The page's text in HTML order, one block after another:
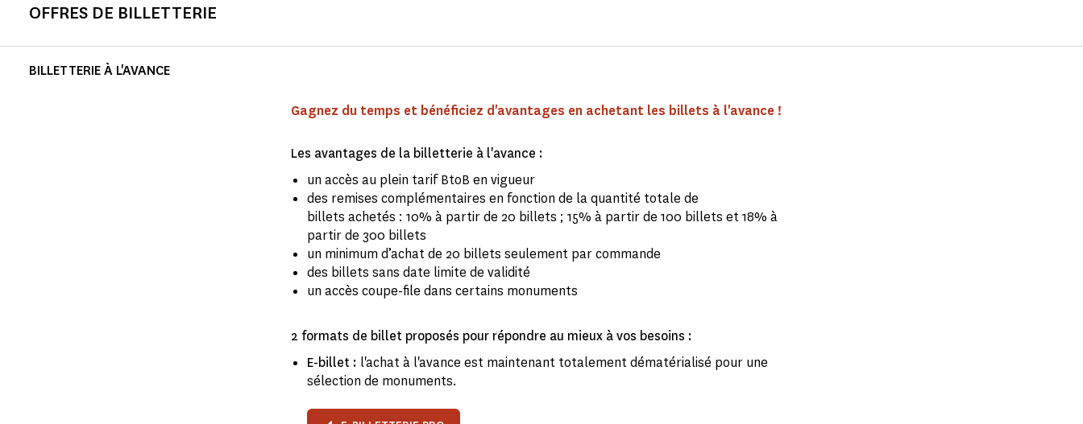
OFFRES DE BILLETTERIE
BILLETTERIE À L'AVANCE
Gagnez du temps et bénéficiez d'avantages en achetant les billets à l'avance !
Les avantages de la billetterie à l'avance :
un accès au plein tarif BtoB en vigueur
des remises complémentaires en fonction de la quantité totale de
billets achetés : 10% à partir de 20 billets ; 15% à partir de 100 billets et 18% à
partir de 300 billets
un minimum d’achat de 20 billets seulement par commande
des billets sans date limite de validité
un accès coupe-file dans certains monuments
2 formats de billet proposés pour répondre au mieux à vos besoins :
E-billet : l'achat à l'avance est maintenant totalement dématérialisé pour une
sélection de monuments.